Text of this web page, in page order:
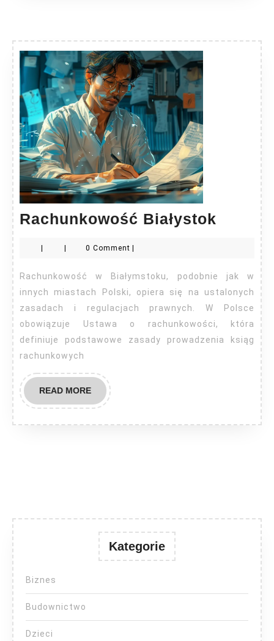
Rachunkowość Białystok
0 Comment
Rachunkowość w Białymstoku, podobnie jak w
innych miastach Polski, opiera się na ustalonych
zasadach i regulacjach prawnych. W Polsce
obowiązuje Ustawa o rachunkowości, która
definiuje podstawowe zasady prowadzenia ksiąg
rachunkowych
READ MOREREAD
MORE
Kategorie
Biznes
Budownictwo
Dzieci